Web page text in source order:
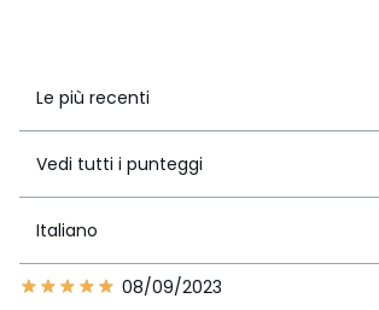
Le più recenti
Vedi tutti i punteggi
Italiano
08/09/2023